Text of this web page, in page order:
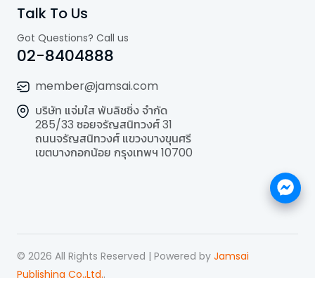
Talk To Us
Got Questions? Call us
02-8404888
member@jamsai.com
บริษัท แจ่มใส พับลิชชิ่ง จำกัด
285/33 ซอยจรัญสนิทวงศ์ 31
ถนนจรัญสนิทวงศ์ แขวงบางขุนศรี
เขตบางกอกน้อย กรุงเทพฯ 10700
© 2026 All Rights Reserved | Powered by Jamsai
Publishing Co.,Ltd..